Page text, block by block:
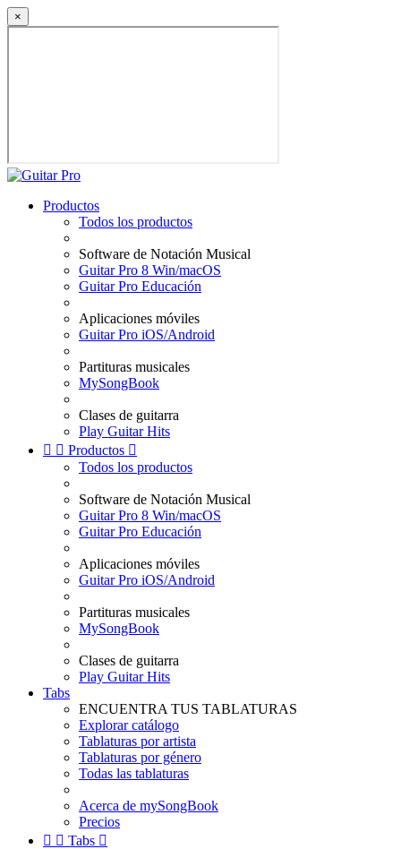
×
Productos
Todos los productos
Software de Notación Musical
Guitar Pro 8 Win/macOS
Guitar Pro Educación
Aplicaciones móviles
Guitar Pro iOS/Android
Partituras musicales
MySongBook
Clases de guitarra
Play Guitar Hits
  Productos 
Todos los productos
Software de Notación Musical
Guitar Pro 8 Win/macOS
Guitar Pro Educación
Aplicaciones móviles
Guitar Pro iOS/Android
Partituras musicales
MySongBook
Clases de guitarra
Play Guitar Hits
Tabs
ENCUENTRA TUS TABLATURAS
Explorar catálogo
Tablaturas por artista
Tablaturas por género
Todas las tablaturas
Acerca de mySongBook
Precios
  Tabs 